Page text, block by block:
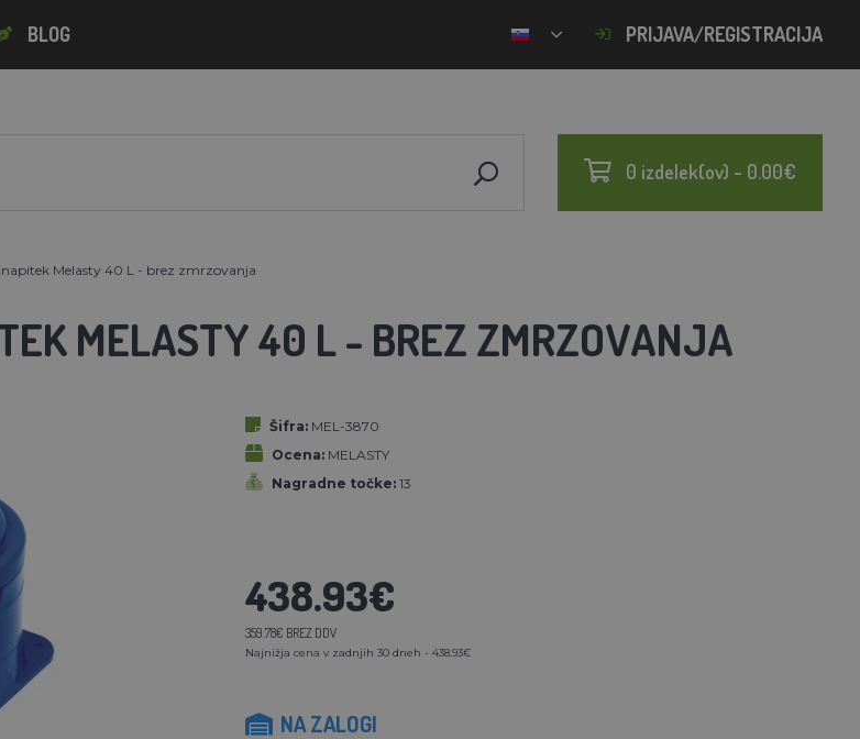
BLOG PRIJAVA/REGISTRACIJA
0 izdelek(ov) - 0.00€
Melasty 40 L - brez zmrzovanja
MELASTY 40 L - BREZ ZMRZOVANJA
Šifra: MEL-3870
Ocena: MELASTY
Nagradne točke: 13
438.93€
359.78€ BREZ DDV
Najnižja cena v zadnjih 30 dneh - 438.93€
NA ZALOGI